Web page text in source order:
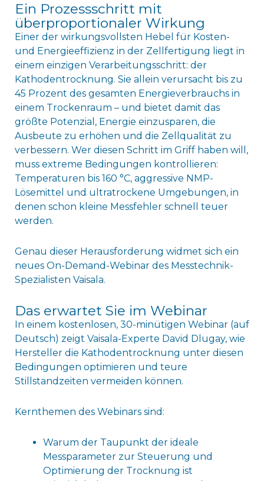
Ein Prozessschritt mit
überproportionaler Wirkung
Einer der wirkungsvollsten Hebel für Kosten-
und Energieeffizienz in der Zellfertigung liegt in
einem einzigen Verarbeitungsschritt: der
Kathodentrocknung. Sie allein verursacht bis zu
45 Prozent des gesamten Energieverbrauchs in
einem Trockenraum – und bietet damit das
größte Potenzial, Energie einzusparen, die
Ausbeute zu erhöhen und die Zellqualität zu
verbessern. Wer diesen Schritt im Griff haben will,
muss extreme Bedingungen kontrollieren:
Temperaturen bis 160 °C, aggressive NMP-
Lösemittel und ultratrockene Umgebungen, in
denen schon kleine Messfehler schnell teuer
werden.
Genau dieser Herausforderung widmet sich ein
neues On-Demand-Webinar des Messtechnik-
Spezialisten Vaisala.
Das erwartet Sie im Webinar
In einem kostenlosen, 30-minütigen Webinar (auf
Deutsch) zeigt Vaisala-Experte David Dlugay, wie
Hersteller die Kathodentrocknung unter diesen
Bedingungen optimieren und teure
Stillstandzeiten vermeiden können.
Kernthemen des Webinars sind:
Warum der Taupunkt der ideale
Messparameter zur Steuerung und
Optimierung der Trocknung ist